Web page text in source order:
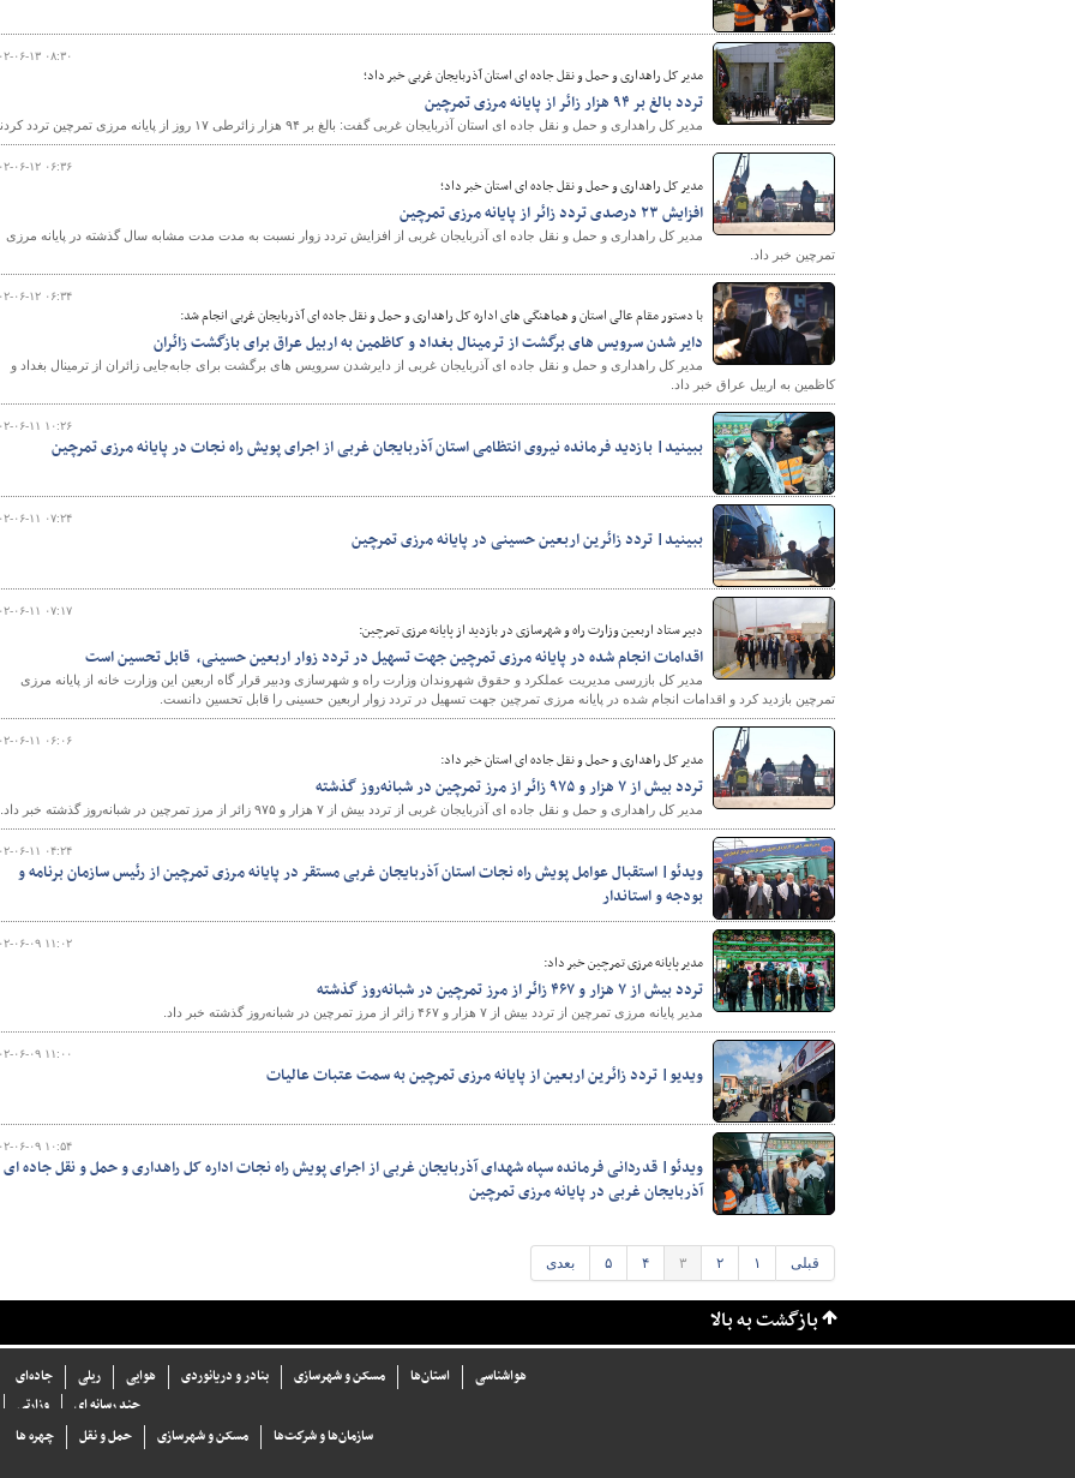
۱۴۰۲-۰۶-۱۳
مدیر کل راهداری و حمل و نقل جاده ای استان آذربایجان غربی خبر داد؛
تردد بالغ بر ۹۴ هزار زائر از پایانه مرزی تمرچین
مدیر کل راهداری و حمل و نقل جاده ای استان آذربایجان غربی گفت: بالغ بر ۹۴ هزار زائرطی ۱۷ روز از پایانه مرزی تمرچین تردد کردند.
۱۴۰۲-۰۶-۱۲
مدیر کل راهداری و حمل و نقل جاده ای استان خبر داد؛
افزایش ۲۳ درصدی تردد زائر از پایانه مرزی تمرچین
مدیر کل راهداری و حمل و نقل جاده ای آذربایجان غربی از افزایش تردد زوار نسبت به مدت مدت مشابه سال گذشته در پایانه مرزی
تمرچین خبر داد.
۱۴۰۲-۰۶-۱۲
با دستور مقام عالی استان و هماهنگی های اداره کل راهداری و حمل و نقل جاده ای آذربایجان غربی انجام شد:
دایر شدن سرویس های برگشت از ترمینال بغداد و کاظمین به اربیل عراق برای بازگشت زائران
مدیر کل راهداری و حمل و نقل جاده ای آذربایجان غربی از دایرشدن سرویس های برگشت برای جابه‌جایی زائران از ترمینال بغداد و
کاظمین به اربیل عراق خبر داد.
۱۴۰۲-۰۶-۱۱
ببینید| بازدید فرمانده نیروی انتظامی استان آذربایجان غربی از اجرای پویش راه نجات در پایانه مرزی تمرچین
۱۴۰۲-۰۶-۱۱
ببینید| تردد زائرین اربعین حسینی در پایانه مرزی تمرچین
۱۴۰۲-۰۶-۱۱
دبیر ستاد اربعین وزارت راه و شهرسازی در بازدید از پایانه مرزی تمرچین:
اقدامات انجام شده در پایانه مرزی تمرچین جهت تسهیل در تردد زوار اربعین حسینی، قابل تحسین است
مدیر کل بازرسی مدیریت عملکرد و حقوق شهروندان وزارت راه و شهرسازی ودبیر قرار گاه اربعین این وزارت خانه از پایانه مرزی
تمرچین بازدید کرد و اقدامات انجام شده در پایانه مرزی تمرچین جهت تسهیل در تردد زوار اربعین حسینی را قابل تحسین دانست.
۱۴۰۲-۰۶-۱۱
مدیر کل راهداری و حمل و نقل جاده ای استان خبر داد:
تردد بیش از ۷ هزار و ۹۷۵ زائر از مرز تمرچین در شبانه‌روز گذشته
مدیر کل راهداری و حمل و نقل جاده ای آذربایجان غربی از تردد بیش از ۷ هزار و ۹۷۵ زائر از مرز تمرچین در شبانه‌روز گذشته خبر داد.
۱۴۰۲-۰۶-۱۱
ویدئو| استقبال عوامل پویش راه نجات استان آذربایجان غربی مستقر در پایانه مرزی تمرچین از رئیس سازمان برنامه و
بودجه و استاندار
۱۴۰۲-۰۶-۰۹
مدیر پایانه مرزی تمرچین خبر داد:
تردد بیش از ۷ هزار و ۴۶۷ زائر از مرز تمرچین در شبانه‌روز گذشته
مدیر پایانه مرزی تمرچین از تردد بیش از ۷ هزار و ۴۶۷ زائر از مرز تمرچین در شبانه‌روز گذشته خبر داد.
۱۴۰۲-۰۶-۰۹
ویدیو| تردد زائرین اربعین از پایانه مرزی تمرچین به سمت عتبات عالیات
۱۴۰۲-۰۶-۰۹
ویدئو| قدردانی فرمانده سپاه شهدای آذربایجان غربی از اجرای پویش راه نجات اداره کل راهداری و حمل و نقل جاده ای
آذربایجان غربی در پایانه مرزی تمرچین
قبلی ۱ ۲ ۳ ۴ ۵ بعدی
بازگشت به بالا
جاده‌ای ریلی هوایی بنادر و دریانوردی مسکن و شهرسازی استان‌ها
هواشناسی
وزارتی
چند رسانه ای
چهره ها حمل و نقل مسکن و شهرسازی سازما‌ن‌ها و شركت‌ها